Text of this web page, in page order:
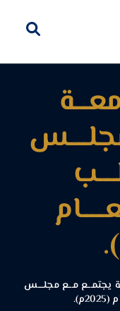
يجتمـــع مـــع مجلــــس